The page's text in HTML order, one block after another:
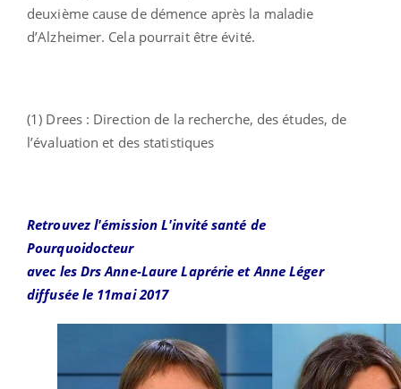
deuxième cause de démence après la maladie
d’Alzheimer. Cela pourrait être évité.
(1) Drees : Direction de la recherche, des études, de
l’évaluation et des statistiques
Retrouvez l'émission L'invité santé de
Pourquoidocteur
avec les Drs Anne-Laure Laprérie et Anne Léger
diffusée le 11mai 2017